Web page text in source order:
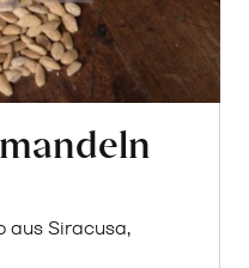
aus Siracusa,